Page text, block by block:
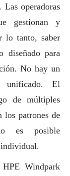
operadoras
gestionan y
lo tanto, saber
diseñado para
No hay un
unificado. El
de múltiples
los patrones de
es posible
individual.
Windpark